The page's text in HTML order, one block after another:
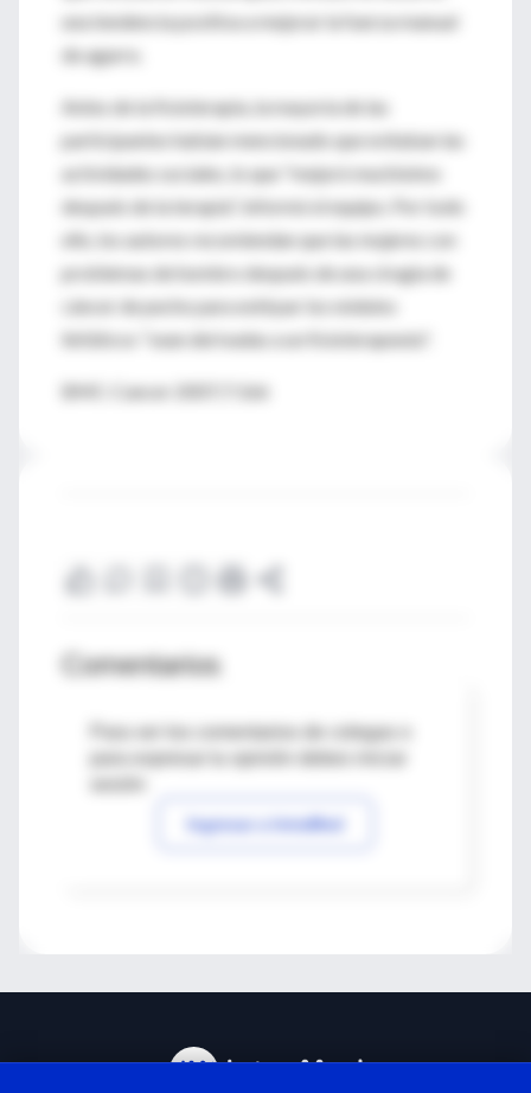
una tendencia positiva a mejorar la fuerza manual
de agarre.
Antes de la fisioterapia, la mayoría de las
participantes habían mencionado que evitaban las
actividades sociales, lo que "mejoró muchísimo
después de la terapia", informó el equipo. Por todo
ello, los autores recomiendan que las mujeres con
problemas de hombro después de una cirugía de
cáncer de pecho para extirpar los nódulos
linfáticos "sean derivadas a un fisioterapeuta".
BMC-Cancer 2007;7:166
Comentarios
Para ver los comentarios de colegas o
Ingresar a IntraMed